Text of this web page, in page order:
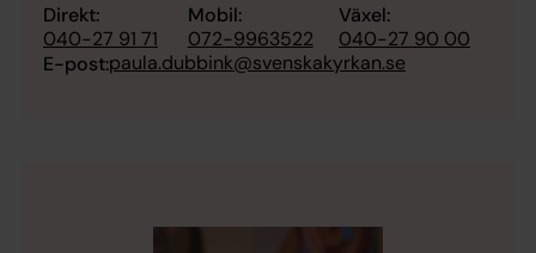
Direkt:
040-27 91 71
Mobil:
072-9963522
Växel:
040-27 90 00
E-post:paula.dubbink@svenskakyrkan.se